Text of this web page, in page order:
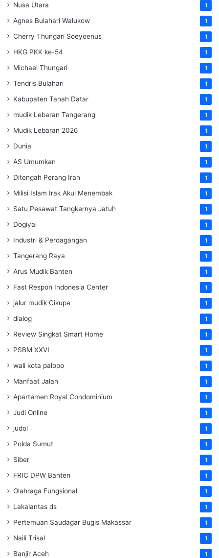
Nusa Utara 1
Agnes Bulahari Walukow 1
Cherry Thungari Soeyoenus 1
HKG PKK ke-54 1
Michael Thungari 1
Tendris Bulahari 1
Kabupaten Tanah Datar 1
mudik Lebaran Tangerang 1
Mudik Lebaran 2026 1
Dunia 1
AS Umumkan 1
Ditengah Perang Iran 1
Milisi Islam Irak Akui Menembak 1
Satu Pesawat Tangkernya Jatuh 1
Dogiyai 1
Industri & Perdagangan 1
Tangerang Raya 1
Arus Mudik Banten 1
Fast Respon Indonesia Center 1
jalur mudik Cikupa 1
dialog 1
Review Singkat Smart Home 1
PSBM XXVI 1
wali kota palopo 1
Manfaat Jalan 1
Apartemen Royal Condominium 1
Judi Online 1
judol 1
Polda Sumut 1
Siber 1
FRIC DPW Banten 1
Olahraga Fungsional 1
Lakalantas ds 1
Pertemuan Saudagar Bugis Makassar 1
Naili Trisal 1
Banjir Aceh 1